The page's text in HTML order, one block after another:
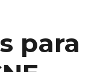
para